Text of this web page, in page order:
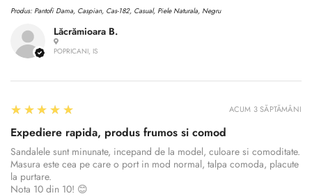
Lăcrămioara B.
POPRICANI, IS
Produs: Pantofi Dama, Caspian, Cas-182, Casual, Piele Naturala, Negru
5
★★★★★
Expediere rapida, produs frumos si comod
Sandalele sunt minunate, incepand de la model, culoare si comoditate.
Masura este cea pe care o port in mod normal, talpa comoda, placute
la purtare.
Nota 10 din 10! 😊
ACUM 3 SĂPTĂMÂNI